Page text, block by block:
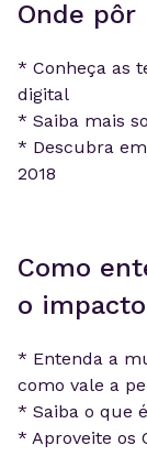
Onde pôr
* Conheça as
digital
* Saiba mais
* Descubra
2018
Como
o
* Entenda a
como vale a
* Saiba o que
* Aproveite os